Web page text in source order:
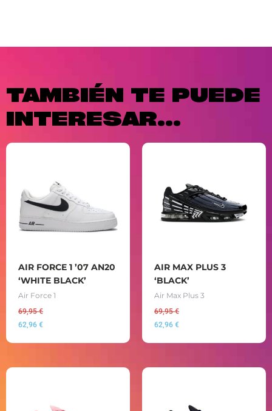
TAMBIÉN TE PUEDE
INTERESAR...
AIR FORCE 1 ’07 AN20
‘WHITE BLACK’
Air Force 1
69,95€
62,96 €
AIR MAX PLUS 3
‘BLACK’
Air Max Plus 3
69,95€
62,96 €